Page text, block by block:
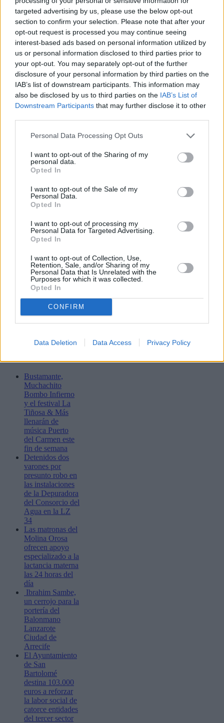
targeted advertising by us, please use the below opt-out
section to confirm your selection. Please note that after your
opt-out request is processed you may continue seeing
interest-based ads based on personal information utilized by
us or personal information disclosed to third parties prior to
your opt-out. You may separately opt-out of the further
disclosure of your personal information by third parties on the
IAB’s list of downstream participants. This information may
also be disclosed by us to third parties on the IAB’s List of
Downstream Participants that may further disclose it to other
Personal Data Processing Opt Outs
I want to opt-out of the Sharing of my
personal data.
Opted In
I want to opt-out of the Sale of my
Personal Data.
Opted In
I want to opt-out of processing my
Personal Data for Targeted Advertising.
Opted In
I want to opt-out of Collection, Use,
Retention, Sale, and/or Sharing of my
Personal Data that Is Unrelated with the
Purposes for which it was collected.
Opted In
CONFIRM
Data Deletion Data Access Privacy Policy
Policía Local coordinaron los recursos
policiales necesarios para atender y
culminar con la detención de los
presuntos autores.
Escribir un comentario
Nombre
(requerido)
Refescar
PUBLICIDAD
Bustamante,
Muchachito
Bombo Infierno
y el festival La
Tiñosa & Más
llenarán de
música Puerto
del Carmen este
fin de semana
Detenidos dos
varones por
presunto robo en
las instalaciones
de la Depuradora
del Consorcio del
Agua en la LZ
34
Las matronas del
Molina Orosa
ofrecen apoyo
especializado a la
lactancia materna
las 24 horas del
día
Ibrahim Sambe,
un cerrojo para la
portería del
Balonmano
Lanzarote
Ciudad de
Arrecife
El Ayuntamiento
de San
Bartolomé
destina 103.000
euros a reforzar
la labor social de
catorce entidades
del tercer sector